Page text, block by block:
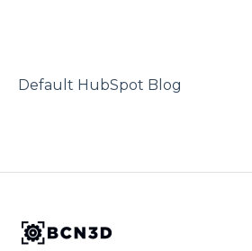
Default HubSpot Blog